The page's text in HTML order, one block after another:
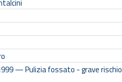
— Pulizia fossato - grave rischio